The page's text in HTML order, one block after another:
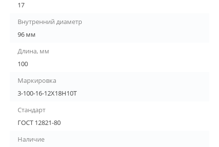
17
Внутренний диаметр
96 мм
Длина, мм
100
Маркировка
3-100-16-12Х18Н10Т
Стандарт
ГОСТ 12821-80
Наличие